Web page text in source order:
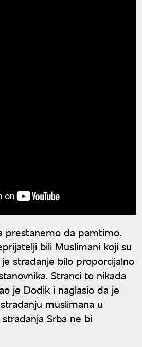
prestanemo da pamtimo.
bili Muslimani koji su
stradanje bilo proporcijalno
Stranci to nikada
je Dodik i naglasio da je
muslimana u
Srba ne bi